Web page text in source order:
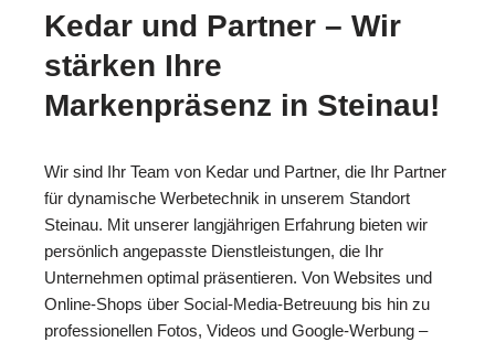
Kedar und Partner – Wir
stärken Ihre
Markenpräsenz in Steinau!
Wir sind Ihr Team von Kedar und Partner, die Ihr Partner
für dynamische Werbetechnik in unserem Standort
Steinau. Mit unserer langjährigen Erfahrung bieten wir
persönlich angepasste Dienstleistungen, die Ihr
Unternehmen optimal präsentieren. Von Websites und
Online-Shops über Social-Media-Betreuung bis hin zu
professionellen Fotos, Videos und Google-Werbung –